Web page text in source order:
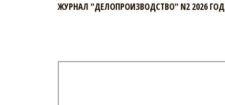
ЖУРНАЛ "ДЕЛОПРОИЗВОДСТВО" N2 2026 ГОД